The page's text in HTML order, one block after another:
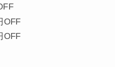
OFF
OFF